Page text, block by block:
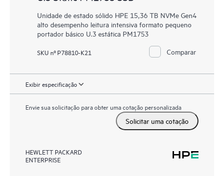
Unidade de estado sólido HPE 15,36 TB NVMe Gen4
alto desempenho leitura intensiva formato pequeno
portador básico U.3 estática PM1753
SKU nº P78810-K21 Comparar
Exibir especificação
Envie sua solicitação para obter uma cotação personalizada
Solicitar uma cotação
HEWLETT PACKARD
ENTERPRISE